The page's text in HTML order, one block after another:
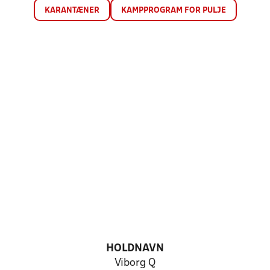
KARANTÆNER KAMPPROGRAM FOR PULJE
HOLDNAVN
Viborg Q